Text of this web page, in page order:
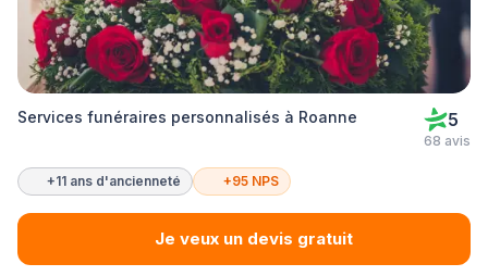
Services funéraires personnalisés à Roanne 5
68 avis
+11 ans d'ancienneté +95 NPS
Je veux un devis gratuit